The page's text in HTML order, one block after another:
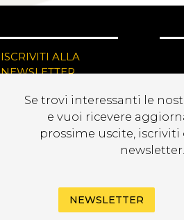
ISCRIVITI ALLA
NEWSLETTER
Se trovi interessanti le
e vuoi ricevere
prossime uscite, iscriviti
newsletter.
NEWSLETTER